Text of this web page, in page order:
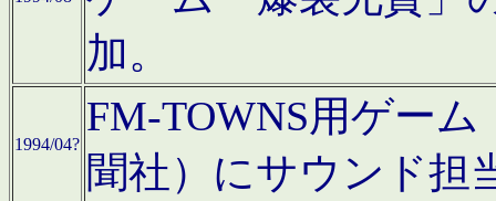
加。
1994/04?
FM-TOWNS用ゲー
聞社）にサウンド担